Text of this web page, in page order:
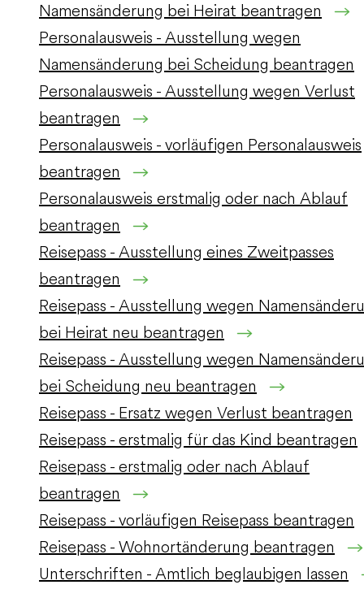
Namensänderung bei Heirat beantragen
Personalausweis - Ausstellung wegen
Namensänderung bei Scheidung beantragen
Personalausweis - Ausstellung wegen Verlust
beantragen
Personalausweis - vorläufigen Personalausweis
beantragen
Personalausweis erstmalig oder nach Ablauf
beantragen
Reisepass - Ausstellung eines Zweitpasses
beantragen
Reisepass - Ausstellung wegen
bei Heirat neu beantragen
Reisepass - Ausstellung wegen
bei Scheidung neu beantragen
Reisepass - Ersatz wegen Verlust beantragen
Reisepass - erstmalig für das Kind beantragen
Reisepass - erstmalig oder nach Ablauf
beantragen
Reisepass - vorläufigen Reisepass beantragen
Reisepass - Wohnortänderung beantragen
Unterschriften - Amtlich beglaubigen lassen